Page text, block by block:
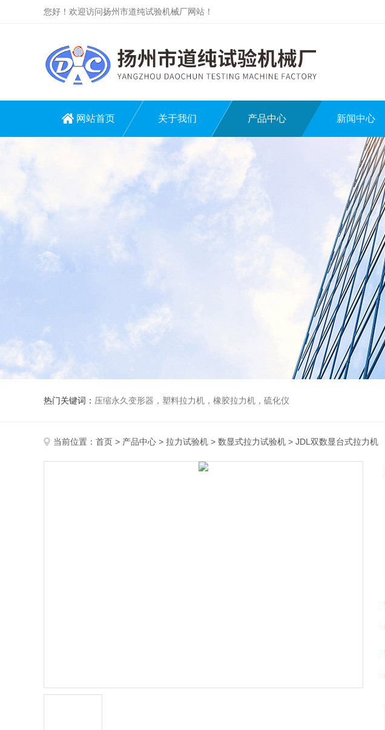
您好！欢迎访问扬州市道纯试验机械厂网站！
网站首页 关于我们 产品中心 新闻中心
热门关键词： 压缩永久变形器，塑料拉力机，橡胶拉力机，硫化仪
当前位置： 首页 > 产品中心 > 拉力试验机 > 数显式拉力试验机 > JDL双数显台式拉力机